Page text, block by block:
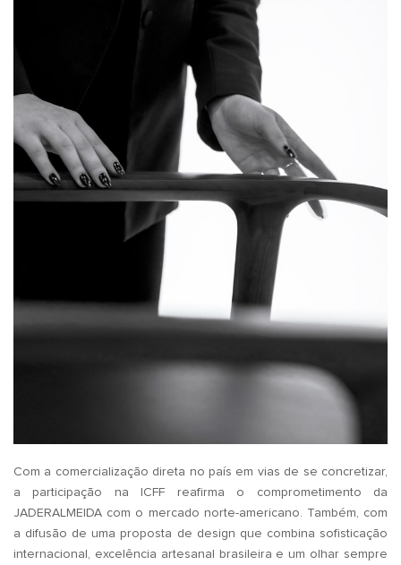
Com a comercialização direta no país em vias de se concretizar,
a participação na ICFF reafirma o comprometimento da
JADERALMEIDA com o mercado norte-americano. Também, com
a difusão de uma proposta de design que combina sofisticação
internacional, excelência artesanal brasileira e um olhar sempre